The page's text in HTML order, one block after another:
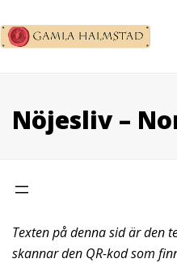
Nöjesliv –
Texten på denna sid är den
skannar den QR-kod som